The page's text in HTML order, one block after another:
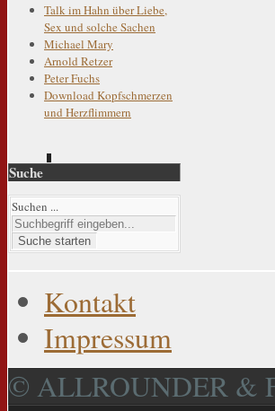
Talk im Hahn über Liebe,
Sex und solche Sachen
Michael Mary
Arnold Retzer
Peter Fuchs
Download Kopfschmerzen
und Herzflimmern
Suche
Suchen ...
Suche starten
Kontakt
Impressum
© ALLROUNDER &